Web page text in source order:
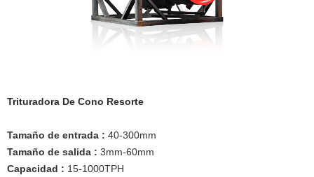
Trituradora De Cono Resorte
Tamaño de entrada : 40-300mm
Tamaño de salida : 3mm-60mm
Capacidad : 15-1000TPH